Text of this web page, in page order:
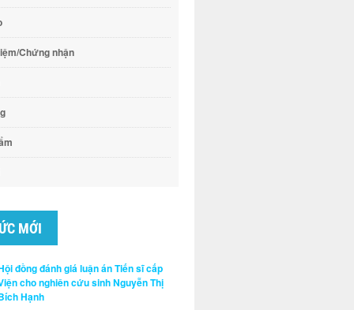
Chứng nhận
MỚI
đồng đánh giá luận án Tiến sĩ cấp
cho nghiên cứu sinh Nguyễn Thị
Hạnh